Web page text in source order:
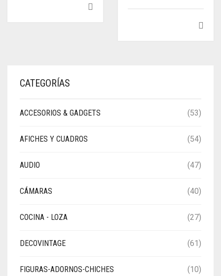
CATEGORÍAS
ACCESORIOS & GADGETS (53)
AFICHES Y CUADROS (54)
AUDIO (47)
CÁMARAS (40)
COCINA - LOZA (27)
DECOVINTAGE (61)
FIGURAS-ADORNOS-CHICHES (10)